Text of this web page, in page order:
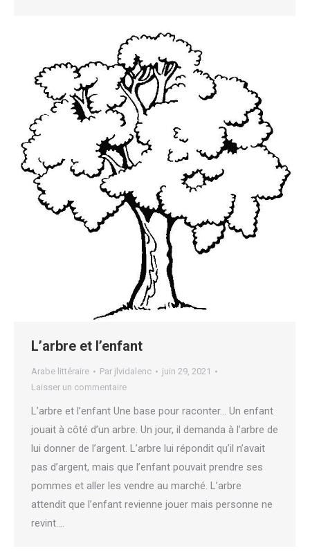
L’arbre et l’enfant
Arabe littéraire Par jlvidalenc
juin 29, 2021
Laisser un commentaire
L’arbre et l’enfant Une base pour raconter… Un enfant
jouait à côté d’un arbre. Un jour, il demanda à l’arbre de
lui donner de l’argent. L’arbre lui répondit qu’il n’avait
pas d’argent, mais que l’enfant pouvait prendre ses
pommes et aller les vendre au marché. L’arbre
attendit que l’enfant revienne jouer mais personne ne
revint.…